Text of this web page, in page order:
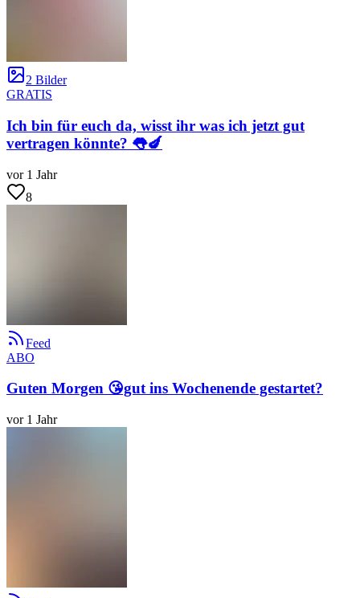
2 Bilder
GRATIS
Ich bin für euch da, wisst ihr was ich jetzt gut
vertragen könnte? 👅🍆
vor 1 Jahr
8
Feed
ABO
Guten Morgen 😘gut ins Wochenende gestartet?
vor 1 Jahr